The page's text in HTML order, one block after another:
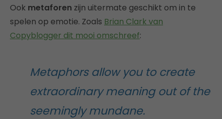
Ook metaforen zijn uitermate geschikt om in te
spelen op emotie. Zoals Brian Clark van
Copyblogger dit mooi omschreef:
Metaphors allow you to create
extraordinary meaning out of the
seemingly mundane.